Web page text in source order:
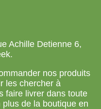
Achille Detienne 6,
nos produits
les chercher à
faire livrer dans toute
plus de la boutique en